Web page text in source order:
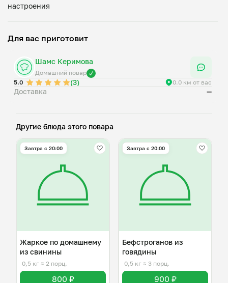
Для вас приготовит
Шамс Керимова
Домашний повар
5.0
(3) 0.0 км от вас
Доставка —
Другие блюда этого повара
Завтра c 20:00
Жаркое по домашнему
из свинины
0,5 кг ≈ 2 порц.
800 ₽
Завтра c 20:00
Бефстроганов из
говядины
0,5 кг ≈ 3 порц.
900 ₽